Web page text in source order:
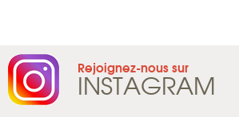
Rejoignez-nous sur
INSTAGRAM